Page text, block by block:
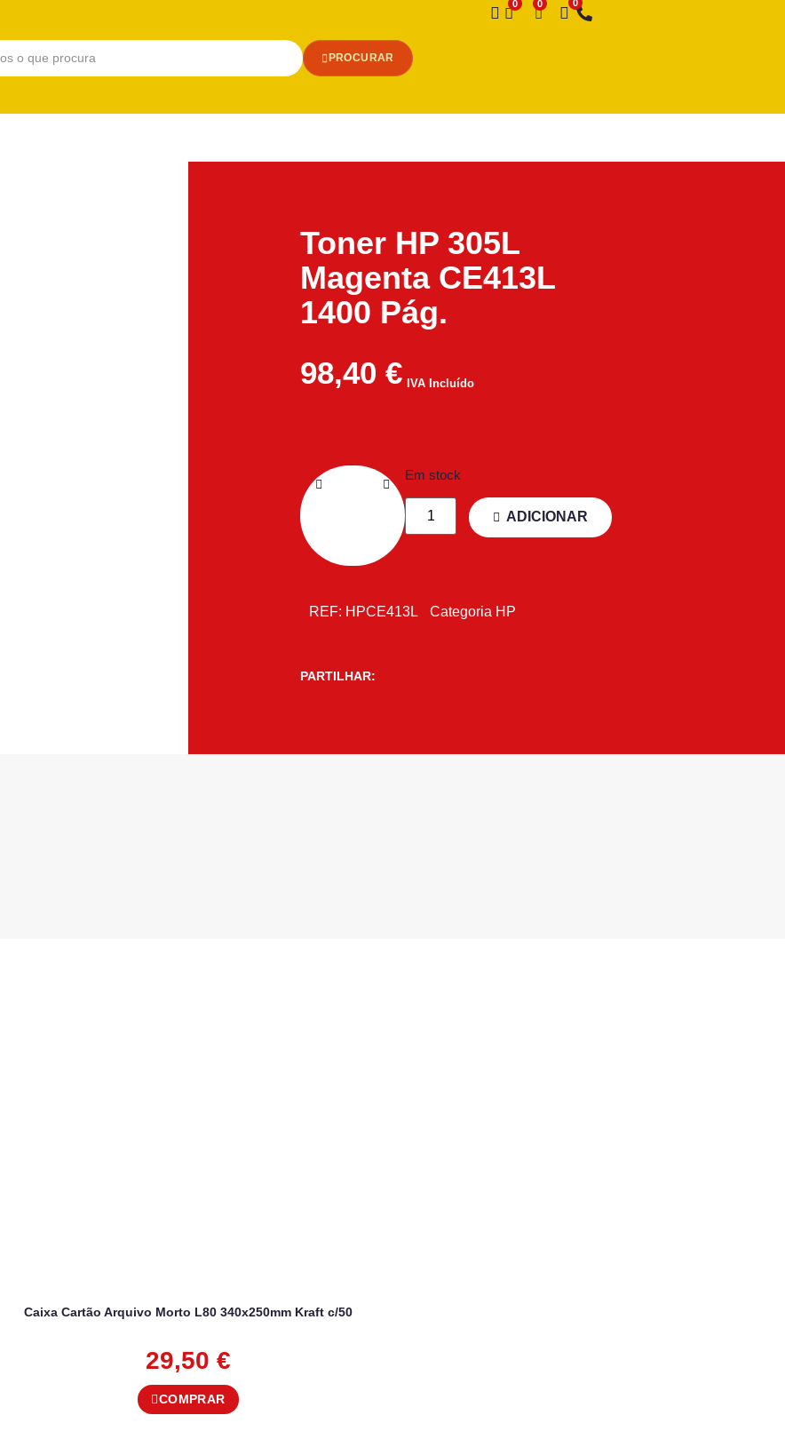
PROCURAR
Desejo
Toner HP 305L
Magenta CE413L
1400 Pág.
98,40 € IVA Incluído
Em stock
ADICIONAR
REF: HPCE413L Categoria HP
PARTILHAR:
Caixa Cartão Arquivo Morto L80 340x250mm Kraft c/50
29,50 €
COMPRAR